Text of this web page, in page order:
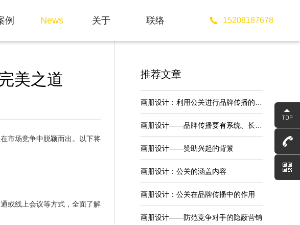
15208187678
例
News
关于
联络
美之道
市场竞争中脱颖而出。以下将
或线上会议等方式，全面了解
推荐文章
画册设计——赞助兴起的背景
画册设计：公关的涵盖内容
画册设计：公关在品牌传播中的作用
画册设计——防范竞争对手的隐蔽营销